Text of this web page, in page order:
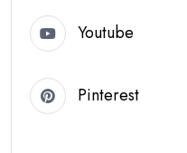
Youtube
Pinterest